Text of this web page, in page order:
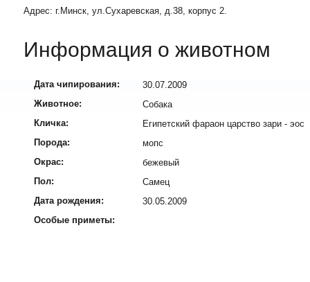
Адрес: г.Минск, ул.Сухаревская, д.38, корпус 2.
Информация о животном
Дата чипирования:
30.07.2009
Животное:
Собака
Кличка:
Египетский фараон царство зари - эос
Порода:
мопс
Окрас:
бежевый
Пол:
Самец
Дата рождения:
30.05.2009
Особые приметы: